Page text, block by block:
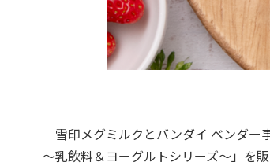
雪印メグミルクとバンダイ ベンダー
～乳飲料＆ヨーグルトシリーズ～」を販